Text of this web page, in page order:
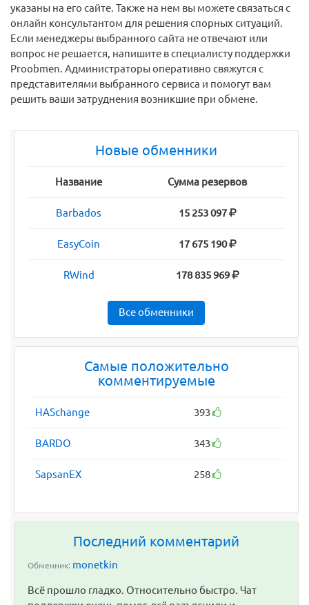
указаны на его сайте. Также на нем вы можете связаться с
онлайн консультантом для решения спорных ситуаций.
Если менеджеры выбранного сайта не отвечают или
вопрос не решается, напишите в специалисту поддержки
Proobmen. Администраторы оперативно свяжутся с
представителями выбранного сервиса и помогут вам
решить ваши затруднения возникшие при обмене.
Новые обменники
Название Сумма резервов
Barbados 15 253 097
EasyCoin 17 675 190
RWind 178 835 969
Все обменники
Самые положительно
комментируемые
HASchange 393
BARDO 343
SapsanEX 258
Последний комментарий
Обменник: monetkin
Всё прошло гладко. Относительно быстро. Чат